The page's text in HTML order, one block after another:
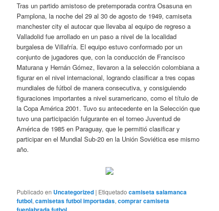
Tras un partido amistoso de pretemporada contra Osasuna en
Pamplona, la noche del 29 al 30 de agosto de 1949, camiseta
manchester city el autocar que llevaba al equipo de regreso a
Valladolid fue arrollado en un paso a nivel de la localidad
burgalesa de Villafría. El equipo estuvo conformado por un
conjunto de jugadores que, con la conducción de Francisco
Maturana y Hernán Gómez, llevaron a la selección colombiana a
figurar en el nivel internacional, logrando clasificar a tres copas
mundiales de fútbol de manera consecutiva, y consiguiendo
figuraciones importantes a nivel suramericano, como el título de
la Copa América 2001. Tuvo su antecedente en la Selección que
tuvo una participación fulgurante en el torneo Juventud de
América de 1985 en Paraguay, que le permitió clasificar y
participar en el Mundial Sub-20 en la Unión Soviética ese mismo
año.
Publicado en Uncategorized | Etiquetado camiseta salamanca
futbol,camisetas futbol importadas,comprar camiseta